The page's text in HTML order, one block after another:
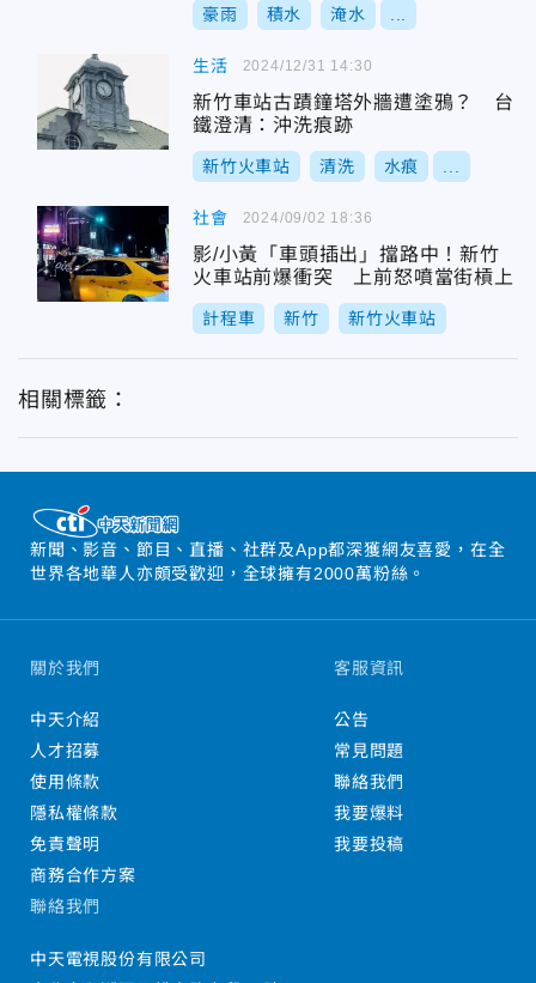
豪雨 積水 淹水
生活
新竹車站古蹟鐘塔外牆遭塗鴉？ 台
鐵澄清：沖洗痕跡
新竹火車站 清洗 水痕
2024/12/31 14:30
社會
影/小黃「車頭插出」擋路中！新竹
火車站前爆衝突 上前怒噴當街槓上
計程車 新竹 新竹火車站
2024/09/02 18:36
相關標籤：
新聞、影音、節目、直播、社群及App都深獲網友喜愛，在全
世界各地華人亦頗受歡迎，全球擁有2000萬粉絲。
關於我們
中天介紹
人才招募
使用條款
隱私權條款
免責聲明
商務合作方案
客服資訊
公告
常見問題
聯絡我們
我要爆料
我要投稿
聯絡我們
中天電視股份有限公司